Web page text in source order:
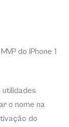
do iPhone 1
utilidades
o nome na
do